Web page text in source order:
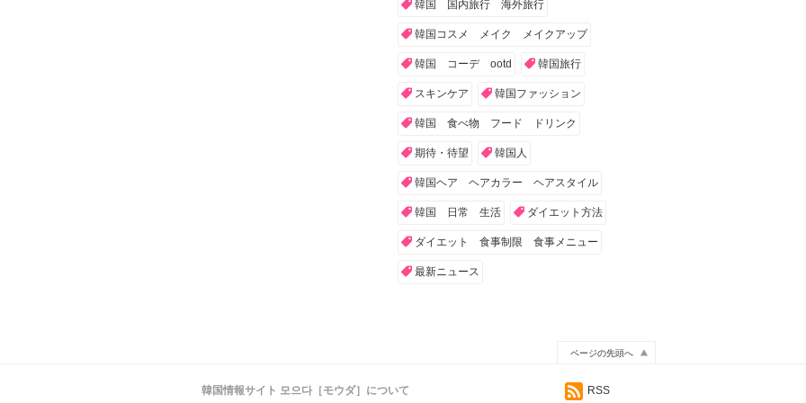
韓国 国内旅行 海外旅行
韓国コスメ メイク メイクアップ
韓国 コーデ ootd 韓国旅行
スキンケア 韓国ファッション
韓国 食べ物 フード ドリンク
期待・待望 韓国人
韓国ヘア ヘアカラー ヘアスタイル
韓国 日常 生活 ダイエット方法
ダイエット 食事制限 食事メニュー
最新ニュース
ページの先頭へ
韓国情報サイト 모으다［モウダ］について RSS